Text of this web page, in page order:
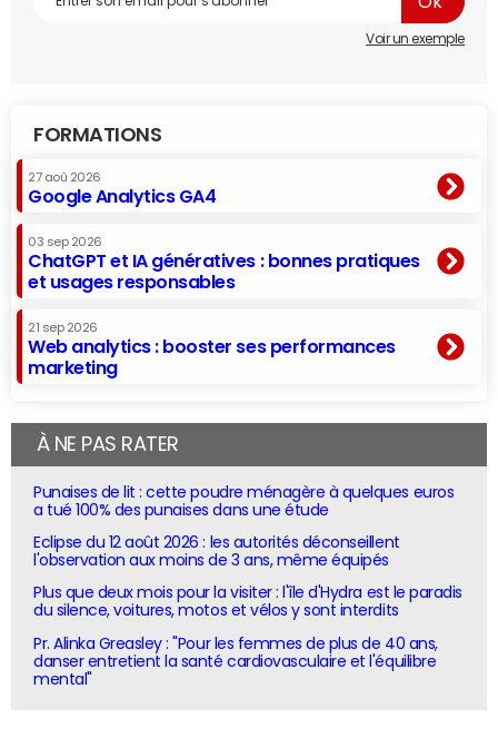
Voir un exemple
FORMATIONS
27 aoû 2026
Google Analytics GA4
03 sep 2026
ChatGPT et IA génératives : bonnes pratiques
et usages responsables
21 sep 2026
Web analytics : booster ses performances
marketing
À NE PAS RATER
Punaises de lit : cette poudre ménagère à quelques euros
a tué 100% des punaises dans une étude
Eclipse du 12 août 2026 : les autorités déconseillent
l'observation aux moins de 3 ans, même équipés
Plus que deux mois pour la visiter : l'île d'Hydra est le paradis
du silence, voitures, motos et vélos y sont interdits
Pr. Alinka Greasley : "Pour les femmes de plus de 40 ans,
danser entretient la santé cardiovasculaire et l'équilibre
mental"